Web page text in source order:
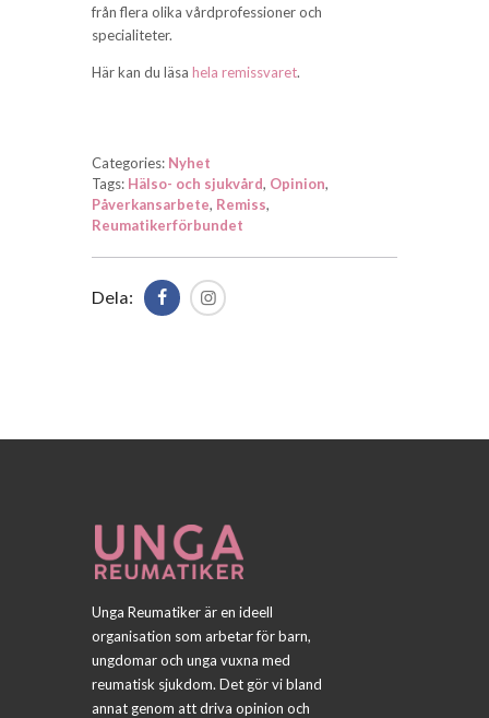
från flera olika vårdprofessioner och
specialiteter.
Här kan du läsa hela remissvaret.
Categories: Nyhet
Tags: Hälso- och sjukvård, Opinion,
Påverkansarbete, Remiss,
Reumatikerförbundet
Dela:
Unga Reumatiker är en ideell
organisation som arbetar för barn,
ungdomar och unga vuxna med
reumatisk sjukdom. Det gör vi bland
annat genom att driva opinion och